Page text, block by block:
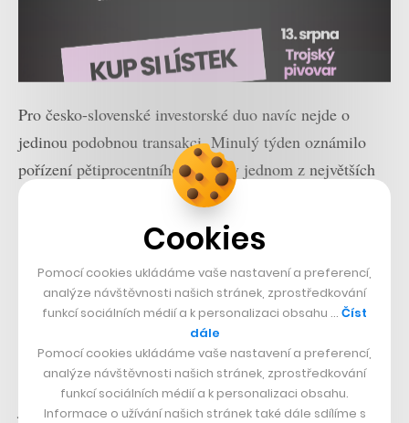
Pro česko-slovenské investorské duo navíc nejde o
jedinou podobnou transakci. Minulý týden oznámilo
pořízení pětiprocentního podílu v jednom z největších
amerických retailových řetězcůMacy’s za dvě miliardy
, kde se stalo čtvrtým nejsilnějším akcionářem.
Podobnou silnou pozici z pohledu největších akcionářů
by teď měli mít Křetínský s Tkáčem i ve Foot Lockeru.
V podobném duchu pak před několika týdny investovali
také ve Velké Británii, kde vstoupili do poštovní
společnosti Royal Mail, ve které získali 5,35 procenta a
jejich Vesa Equity Investment (Křetínský v ní drží 53 a
Cookies
Pomocí cookies ukládáme vaše nastavení a preferencí,
analýze návštěvnosti našich stránek, zprostředkování
funkcí sociálních médií a k personalizaci obsahu … Číst
dále
Pomocí cookies ukládáme vaše nastavení a preferencí,
analýze návštěvnosti našich stránek, zprostředkování
funkcí sociálních médií a k personalizaci obsahu.
Informace o užívání našich stránek také dále sdílíme s